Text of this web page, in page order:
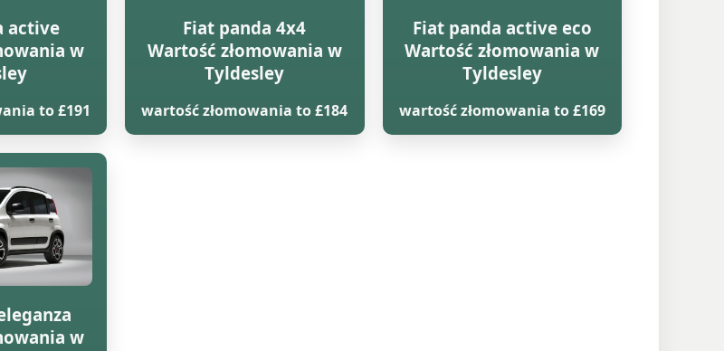
active
w
to £191
Fiat panda 4x4
Wartość złomowania w
Tyldesley
wartość złomowania to £184
Fiat panda active eco
Wartość złomowania w
Tyldesley
wartość złomowania to £169
w